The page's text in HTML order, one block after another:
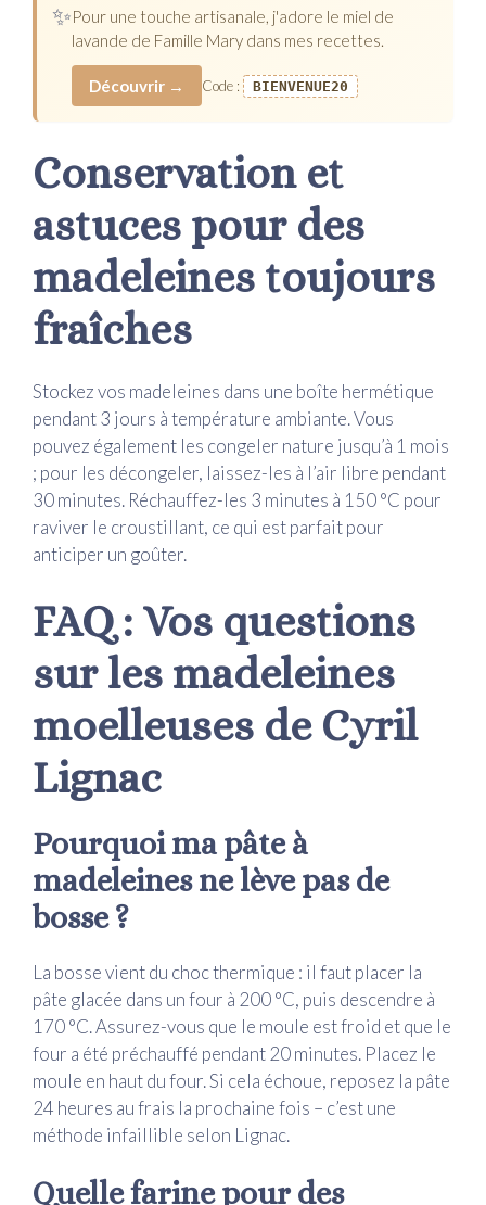
✨Pour une touche artisanale, j'adore le miel de
lavande de Famille Mary dans mes recettes.
Découvrir → Code : BIENVENUE20
Conservation et
astuces pour des
madeleines toujours
fraîches
Stockez vos madeleines dans une boîte hermétique
pendant 3 jours à température ambiante. Vous
pouvez également les congeler nature jusqu’à 1 mois
; pour les décongeler, laissez-les à l’air libre pendant
30 minutes. Réchauffez-les 3 minutes à 150 °C pour
raviver le croustillant, ce qui est parfait pour
anticiper un goûter.
FAQ : Vos questions
sur les madeleines
moelleuses de Cyril
Lignac
Pourquoi ma pâte à
madeleines ne lève pas de
bosse ?
La bosse vient du choc thermique : il faut placer la
pâte glacée dans un four à 200 °C, puis descendre à
170 °C. Assurez-vous que le moule est froid et que le
four a été préchauffé pendant 20 minutes. Placez le
moule en haut du four. Si cela échoue, reposez la pâte
24 heures au frais la prochaine fois – c’est une
méthode infaillible selon Lignac.
Quelle farine pour des